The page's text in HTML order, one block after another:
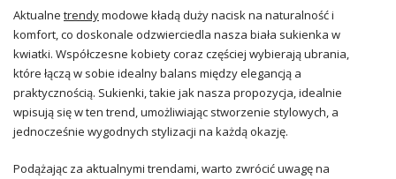
Aktualne trendymodowe kładą duży nacisk na naturalność i
komfort, co doskonale odzwierciedla nasza biała sukienka w
kwiatki. Współczesne kobiety coraz częściej wybierają ubrania,
które łączą w sobie idealny balans między elegancją a
praktycznością. Sukienki, takie jak nasza propozycja, idealnie
wpisują się w ten trend, umożliwiając stworzenie stylowych, a
jednocześnie wygodnych stylizacji na każdą okazję.
Podążając za aktualnymi trendami, warto zwrócić uwagę na